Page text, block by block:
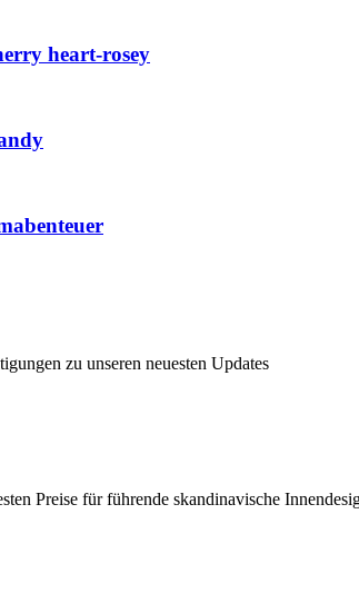
heart-rosey
zu unseren neuesten Updates
Preise für führende skandinavische